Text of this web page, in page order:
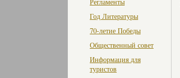
Регламенты
Год Литературы
70-летие Победы
Общественный совет
Информация для
туристов